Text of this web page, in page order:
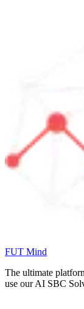
FUT Mind
The ultimate
use our AI SBC